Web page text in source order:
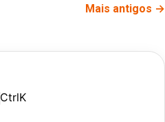
Mais antigos →
CtrlK